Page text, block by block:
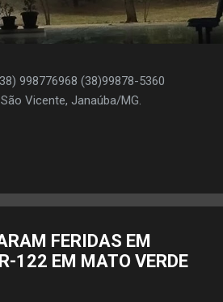
(38) 998776968 (38)99878-5360
Vicente, Janaúba/MG.
FERIDAS EM
122 EM MATO VERDE